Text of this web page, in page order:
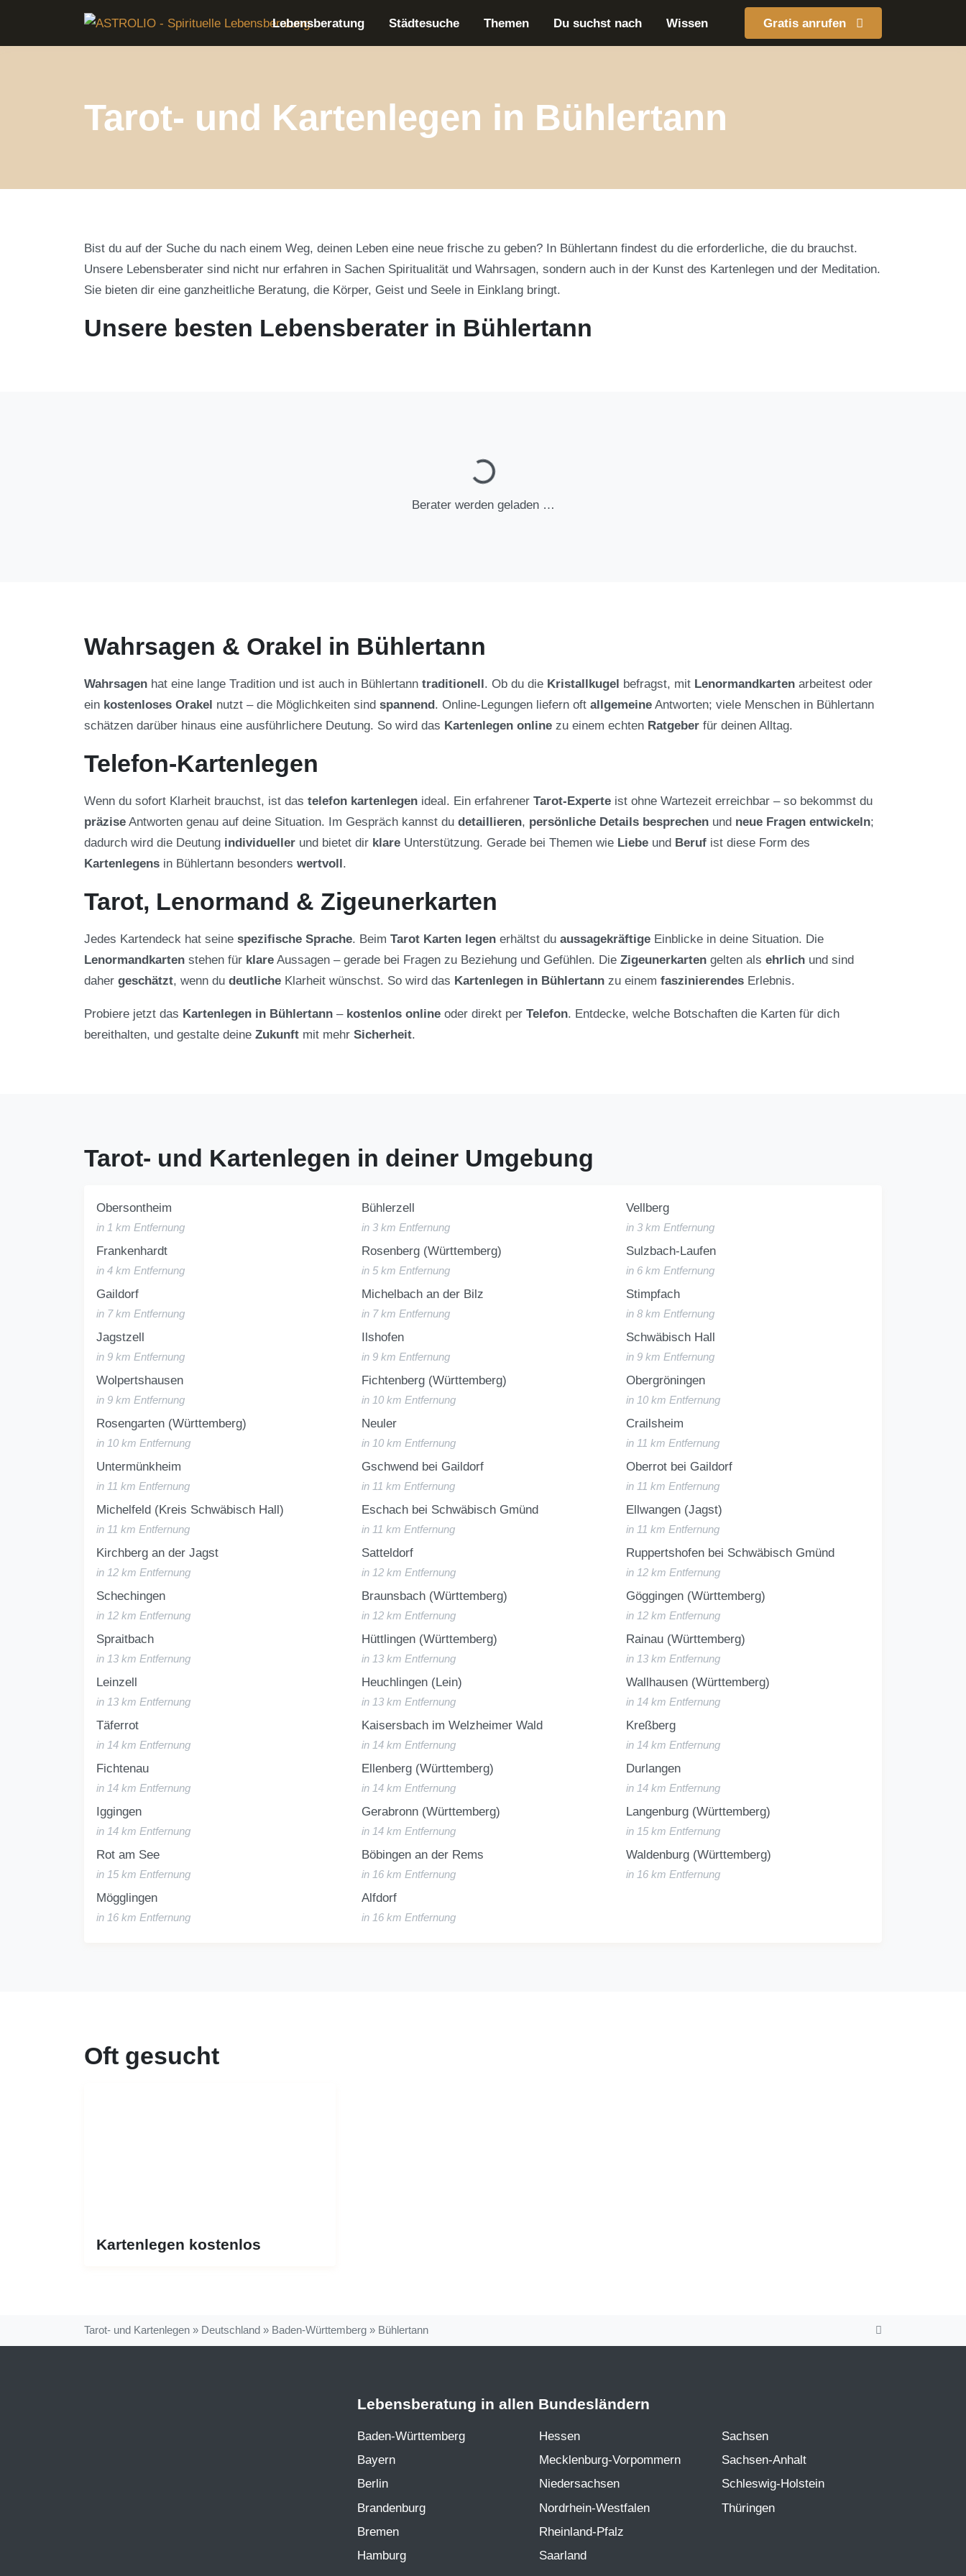
Skip to main content
Lebensberatung
Städtesuche Themen Du suchst nach Wissen Gratis anrufen
Tarot- und Kartenlegen in Bühlertann
Bist du auf der Suche du nach einem Weg, deinen Leben eine neue frische zu geben? In Bühlertann findest du die erforderliche, die du brauchst.
Unsere Lebensberater sind nicht nur erfahren in Sachen Spiritualität und Wahrsagen, sondern auch in der Kunst des Kartenlegen und der Meditation.
Sie bieten dir eine ganzheitliche Beratung, die Körper, Geist und Seele in Einklang bringt.
Unsere besten Lebensberater in Bühlertann
Berater werden geladen …
Wahrsagen & Orakel in Bühlertann
Wahrsagen hat eine lange Tradition und ist auch in Bühlertann traditionell . Ob du die Kristallkugel befragst, mit Lenormandkarten arbeitest oder
ein kostenloses Orakel nutzt – die Möglichkeiten sind spannend . Online-Legungen liefern oft allgemeine Antworten; viele Menschen in Bühlertann
schätzen darüber hinaus eine ausführlichere Deutung. So wird das Kartenlegen online zu einem echten Ratgeber für deinen Alltag.
Telefon-Kartenlegen
Wenn du sofort Klarheit brauchst, ist das telefon kartenlegen ideal. Ein erfahrener Tarot-Experte ist ohne Wartezeit erreichbar – so bekommst du
präzise Antworten genau auf deine Situation. Im Gespräch kannst du detaillieren, persönliche Details besprechen und neue Fragen entwickeln;
dadurch wird die Deutung individueller und bietet dir klare Unterstützung. Gerade bei Themen wie Liebe und Beruf ist diese Form des
Kartenlegens in Bühlertann besonders wertvoll .
Tarot, Lenormand & Zigeunerkarten
Jedes Kartendeck hat seine spezifische Sprache. Beim Tarot Karten legen erhältst du aussagekräftige Einblicke in deine Situation. Die
Lenormandkarten stehen für klare Aussagen – gerade bei Fragen zu Beziehung und Gefühlen. Die Zigeunerkarten gelten als ehrlich und sind
daher geschätzt, wenn du deutliche Klarheit wünschst. So wird das Kartenlegen in Bühlertann zu einem faszinierendes Erlebnis.
Probiere jetzt das Kartenlegen in Bühlertann – kostenlos online oder direkt per Telefon. Entdecke, welche Botschaften die Karten für dich
bereithalten, und gestalte deine Zukunft mit mehr Sicherheit.
Tarot- und Kartenlegen in deiner Umgebung
Obersontheim
in 1 km Entfernung
Bühlerzell
in 3 km Entfernung
Vellberg
in 3 km Entfernung
Frankenhardt
in 4 km Entfernung
Rosenberg (Württemberg)
in 5 km Entfernung
Sulzbach-Laufen
in 6 km Entfernung
Gaildorf
in 7 km Entfernung
Michelbach an der Bilz
in 7 km Entfernung
Stimpfach
in 8 km Entfernung
Jagstzell
in 9 km Entfernung
Ilshofen
in 9 km Entfernung
Schwäbisch Hall
in 9 km Entfernung
Wolpertshausen
in 9 km Entfernung
Fichtenberg (Württemberg)
in 10 km Entfernung
Obergröningen
in 10 km Entfernung
Rosengarten (Württemberg)
in 10 km Entfernung
Neuler
in 10 km Entfernung
Crailsheim
in 11 km Entfernung
Untermünkheim
in 11 km Entfernung
Gschwend bei Gaildorf
in 11 km Entfernung
Oberrot bei Gaildorf
in 11 km Entfernung
Michelfeld (Kreis Schwäbisch Hall)
in 11 km Entfernung
Eschach bei Schwäbisch Gmünd
in 11 km Entfernung
Ellwangen (Jagst)
in 11 km Entfernung
Kirchberg an der Jagst
in 12 km Entfernung
Satteldorf
in 12 km Entfernung
Ruppertshofen bei Schwäbisch Gmünd
in 12 km Entfernung
Schechingen
in 12 km Entfernung
Braunsbach (Württemberg)
in 12 km Entfernung
Göggingen (Württemberg)
in 12 km Entfernung
Spraitbach
in 13 km Entfernung
Hüttlingen (Württemberg)
in 13 km Entfernung
Rainau (Württemberg)
in 13 km Entfernung
Leinzell
in 13 km Entfernung
Heuchlingen (Lein)
in 13 km Entfernung
Wallhausen (Württemberg)
in 14 km Entfernung
Täferrot
in 14 km Entfernung
Kaisersbach im Welzheimer Wald
in 14 km Entfernung
Kreßberg
in 14 km Entfernung
Fichtenau
in 14 km Entfernung
Ellenberg (Württemberg)
in 14 km Entfernung
Durlangen
in 14 km Entfernung
Iggingen
in 14 km Entfernung
Gerabronn (Württemberg)
in 14 km Entfernung
Langenburg (Württemberg)
in 15 km Entfernung
Rot am See
in 15 km Entfernung
Böbingen an der Rems
in 16 km Entfernung
Waldenburg (Württemberg)
in 16 km Entfernung
Mögglingen
in 16 km Entfernung
Alfdorf
in 16 km Entfernung
Oft gesucht
Kartenlegen kostenlos
Tarot- und Kartenlegen » Deutschland » Baden-Württemberg » Bühlertann
Lebensberatung in allen Bundesländern
Baden-Württemberg
Bayern
Berlin
Brandenburg
Bremen
Hamburg
Hessen
Mecklenburg-Vorpommern
Niedersachsen
Nordrhein-Westfalen
Rheinland-Pfalz
Saarland
Sachsen
Sachsen-Anhalt
Schleswig-Holstein
Thüringen